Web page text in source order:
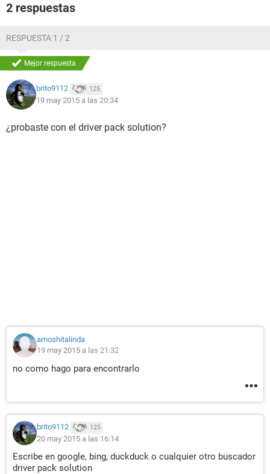
2 respuestas
RESPUESTA 1 / 2
Mejor respuesta
brito9112 125
19 may 2015 a las 20:34
¿probaste con el driver pack solution?
amoshitalinda
19 may 2015 a las 21:32
no como hago para encontrarlo
brito9112 125
20 may 2015 a las 16:14
Escribe en google, bing, duckduck o cualquier otro buscador
driver pack solution